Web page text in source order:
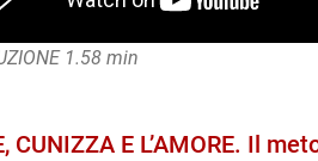
1.58 min
CUNIZZA E L’AMORE. Il